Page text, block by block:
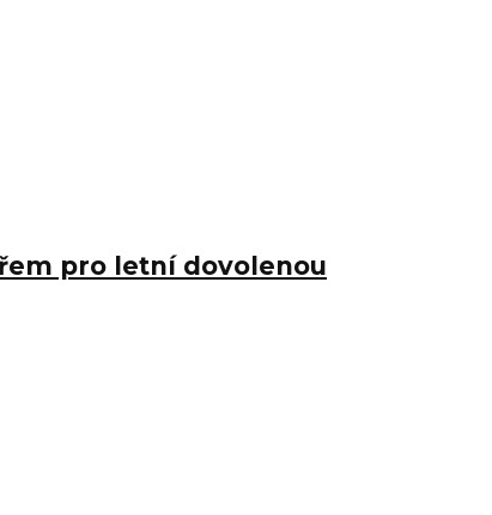
pro letní dovolenou